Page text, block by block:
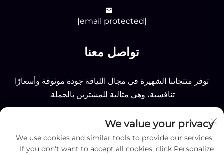
[email protected]
تواصل معنا
توفر منتجاتنا الشهيرة في مجال اللياقة جودة موثوقة وأسعارًا
تنافسية، وهي مثالية للمشترين بالجملة.
إرسال
We value your privacy
We use cookies and similar tools to provide our services.
If you don't want to accept all cookies, click Personalize